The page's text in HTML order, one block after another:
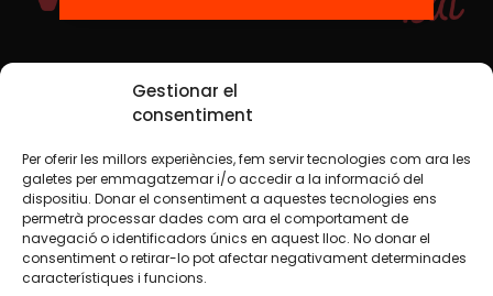
Gestionar el
consentiment
Per oferir les millors experiències, fem servir tecnologies com ara les
galetes per emmagatzemar i/o accedir a la informació del
dispositiu. Donar el consentiment a aquestes tecnologies ens
permetrà processar dades com ara el comportament de
navegació o identificadors únics en aquest lloc. No donar el
consentiment o retirar-lo pot afectar negativament determinades
característiques i funcions.
Social Media
TW YTB IG FB IN
Legal NoticeCookie Policy